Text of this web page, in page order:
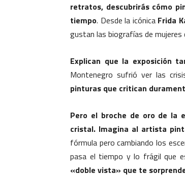
retratos, descubrirás cómo
tiempo. Desde la icónicaFrida
gustan las biografías de
Explican que la exposición
Montenegro sufrió ver las
pinturas que critican
Pero el broche de oro de la
cristal. Imagina al artista
fórmula pero cambiando los
pasa el tiempo y lo frágil que
«doble vista» que te